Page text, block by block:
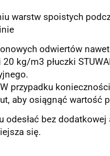
warstw spoistych
odwiertów
kg/m3 płuczki
przypadku
aby osiągnąć wartość
odesłać bez
się.